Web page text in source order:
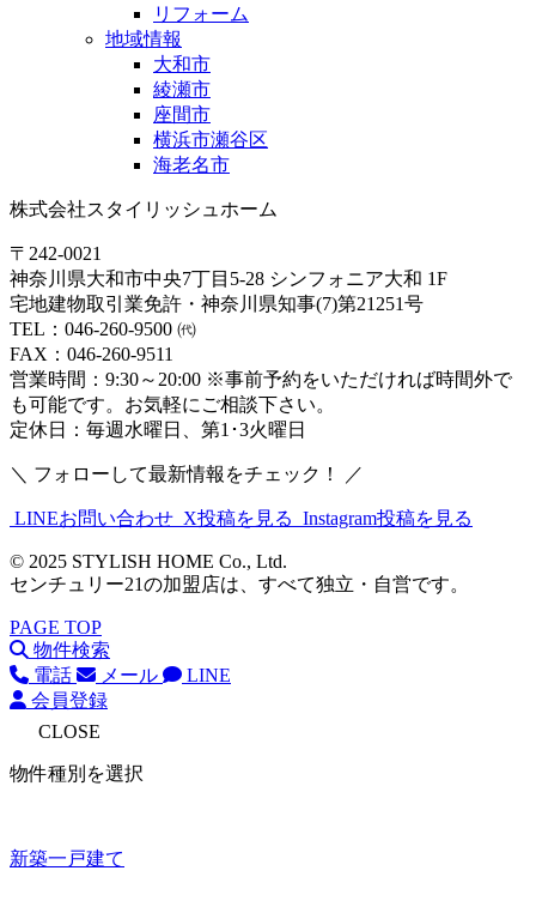
リフォーム
地域情報
大和市
綾瀬市
座間市
横浜市瀬谷区
海老名市
株式会社スタイリッシュホーム
〒242-0021
神奈川県大和市中央7丁目5-28 シンフォニア大和 1F
宅地建物取引業免許・神奈川県知事(7)第21251号
TEL：046-260-9500 ㈹
FAX：046-260-9511
営業時間：9:30～20:00 ※事前予約をいただければ時間外で
も可能です。お気軽にご相談下さい。
定休日：毎週水曜日、第1･3火曜日
＼ フォローして最新情報をチェック！ ／
LINEお問い合わせ X投稿を見る Instagram投稿を見る
© 2025 STYLISH HOME Co., Ltd.
センチュリー21の加盟店は、すべて独立・自営です。
PAGE TOP
物件検索
電話
メール
LINE
会員登録
CLOSE
物件種別を選択
新築一戸建て